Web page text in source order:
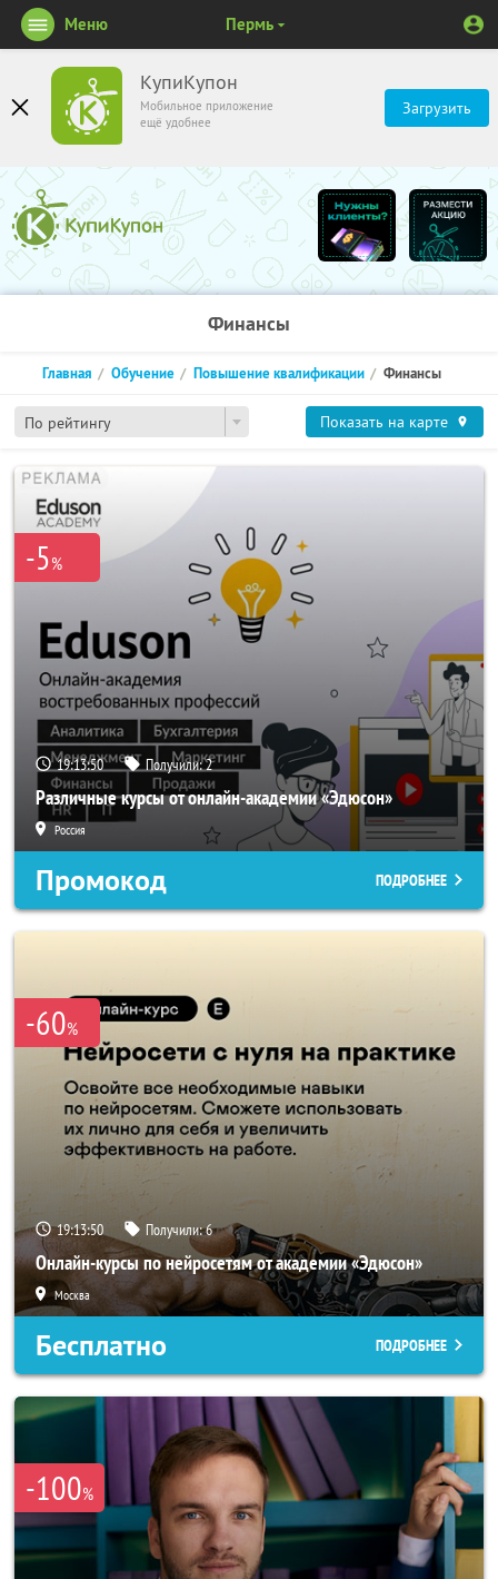
КупиКупон
Мобильное приложение
ещё удобнее
Загрузить
Меню Пермь
Финансы
По рейтингу
Главная Обучение Повышение квалификации Финансы
Показать на карте
-5%
19:13:50 Получили:2
Различные курсы от онлайн-академии «Эдюсон»
Россия
Промокод ПОДРОБНЕЕ
-60%
19:13:50 Получили:6
Онлайн-курсы по нейросетям от академии «Эдюсон»
Москва
Бесплатно ПОДРОБНЕЕ
-100%